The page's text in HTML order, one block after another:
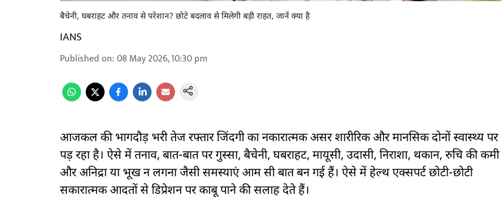
बैचेनी, घबराहट और तनाव से परेशान? छोटे बदलाव से मिलेगी बड़ी राहत, जानें क्या है
IANS
Published on:08 May 2026, 10:30 pm
आजकल की भागदौड़ भरी तेज रफ्तार जिंदगी का नकारात्मक असर शारीरिक और मानसिक दोनों स्वास्थ्य पर
पड़ रहा है। ऐसे में तनाव, बात-बात पर गुस्सा, बैचेनी, घबराहट, मायूसी, उदासी, निराशा, थकान, रुचि की कमी
और अनिद्रा या भूख न लगना जैसी समस्याएं आम सी बात बन गई हैं। ऐसे में हेल्थ एक्सपर्ट छोटी-छोटी
सकारात्मक आदतों से डिप्रेशन पर काबू पाने की सलाह देते हैं।